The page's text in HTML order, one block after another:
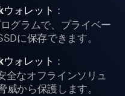
ォレット ：
グラムで、プライベー
に保存できます。
ォレット ：
なオフラインソリュ
から保護します。